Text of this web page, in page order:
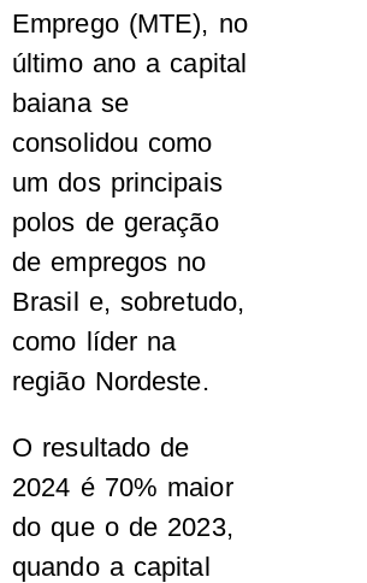
Emprego (MTE), no
último ano a capital
baiana se
consolidou como
um dos principais
polos de geração
de empregos no
Brasil e, sobretudo,
como líder na
região Nordeste.
O resultado de
2024 é 70% maior
do que o de 2023,
quando a capital